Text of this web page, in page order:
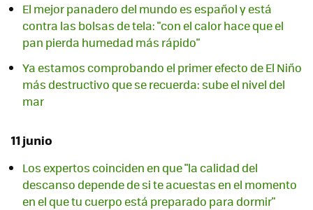
El mejor panadero del mundo es español y está
contra las bolsas de tela: "con el calor hace que el
pan pierda humedad más rápido"
Ya estamos comprobando el primer efecto de El Niño
más destructivo que se recuerda: sube el nivel del
mar
11 junio
Los expertos coinciden en que "la calidad del
descanso depende de si te acuestas en el momento
en el que tu cuerpo está preparado para dormir"